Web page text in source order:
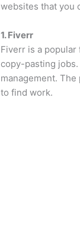
websites that you
1. Fiverr
Fiverr is a
copy-pasting
management.
to find work.